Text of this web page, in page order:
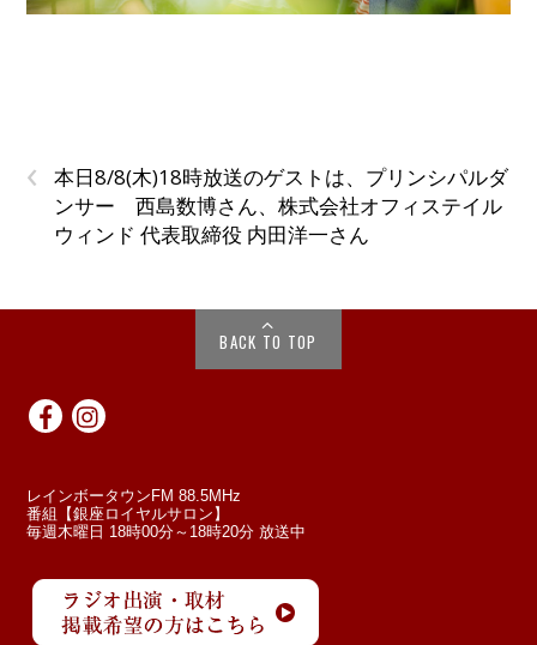
‹
本日8/8(木)18時放送のゲストは、プリンシパルダ
ンサー 西島数博さん、株式会社オフィステイル
ウィンド 代表取締役 内田洋一さん
BACK TO TOP
レインボータウンFM 88.5MHz
番組【銀座ロイヤルサロン】
毎週木曜日 18時00分～18時20分 放送中